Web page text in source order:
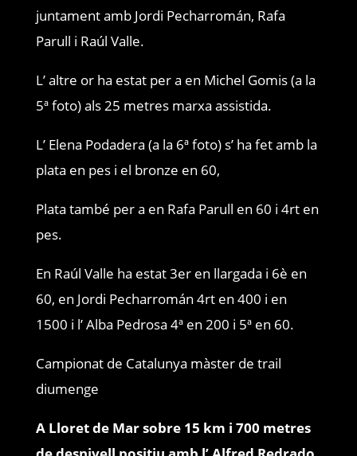
juntament amb Jordi Pecharromán, Rafa
Parull i Raúl Valle.
L’ altre or ha estat per a en Michel Gomis (a la
5ª foto) als 25 metres marxa assistida.
L’ Elena Podadera (a la 6ª foto) s’ ha fet amb la
plata en pes i el bronze en 60,
Plata també per a en Rafa Parull en 60 i 4rt en
pes.
En Raúl Valle ha estat 3er en llargada i 6è en
60, en Jordi Pecharromán 4rt en 400 i en
1500 i l’ Alba Pedrosa 4ª en 200 i 5ª en 60.
Campionat de Catalunya màster de trail
diumenge
A Lloret de Mar sobre 15 km i 700 metres